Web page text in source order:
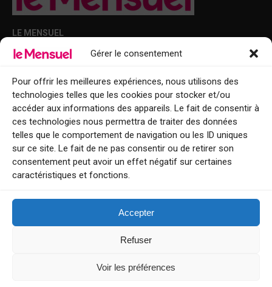
Gérer le consentement
Pour offrir les meilleures expériences, nous utilisons des
technologies telles que les cookies pour stocker et/ou
accéder aux informations des appareils. Le fait de consentir à
ces technologies nous permettra de traiter des données
telles que le comportement de navigation ou les ID uniques
sur ce site. Le fait de ne pas consentir ou de retirer son
consentement peut avoir un effet négatif sur certaines
caractéristiques et fonctions.
Accepter
Refuser
Voir les préférences
LE MENSUEL
Points de diffusion Var et Alpes-Maritimes : oû trouver Le Mensuel ?
Le Mensuel en PDF : consultez le magazine en ligne
Qui sommes-nous ?
BFM Top Sorties
EVENT
Tourisme week-end : envie de vous évader le temps d’un week-end ou
Explorez nos bonnes adresses
Contact